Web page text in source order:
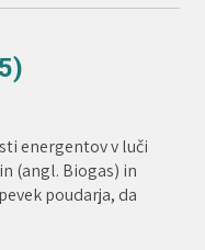
energentov v luči
(angl. Biogas) in
poudarja, da